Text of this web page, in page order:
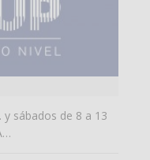
sábados de 8 a 13